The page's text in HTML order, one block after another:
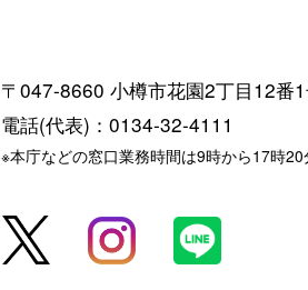
〒047-8660 小樽市花園2丁目12番
電話(代表)：0134-32-4111
※本庁などの窓口業務時間は9時から17時20